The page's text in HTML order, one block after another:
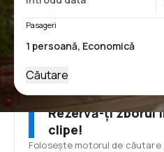
Pasageri
Căutare
Rezervă-ți zborul
clipe!
Folosește motorul de căutare